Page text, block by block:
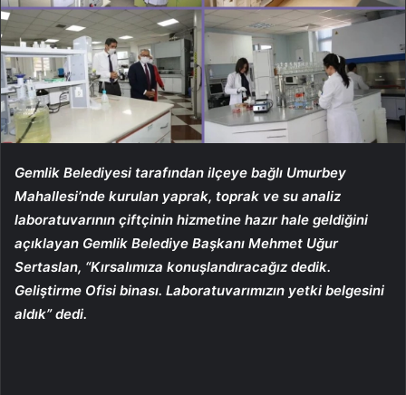
Gemlik Belediyesi tarafından ilçeye bağlı Umurbey
Mahallesi’nde kurulan yaprak, toprak ve su analiz
laboratuvarının çiftçinin hizmetine hazır hale geldiğini
açıklayan Gemlik Belediye Başkanı Mehmet Uğur
Sertaslan, “Kırsalımıza konuşlandıracağız dedik.
Geliştirme Ofisi binası. Laboratuvarımızın yetki belgesini
aldık” dedi.